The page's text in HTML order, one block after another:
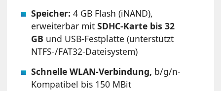
Speicher: 4 GB Flash (iNAND),
erweiterbar mitSDHC-Karte bis 32
GB und USB-Festplatte (unterstützt
NTFS-/FAT32-Dateisystem)
Schnelle WLAN-Verbindung, b/g/n-
Kompatibel bis 150 MBit